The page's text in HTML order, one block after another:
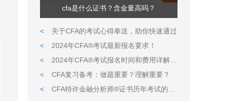
cfa是什么证书？含金量高吗？
<
关于CFA的考试心得奉送，助你快速通过
<
2024年CFA®考试最新报名要求！
<
2024年CFA®考试报名时间和费用详解,附报考CFA详细流程
<
CFA复习备考：做题重要？理解重要？
<
CFA特许金融分析师®证书历年考试的报名和报考条件